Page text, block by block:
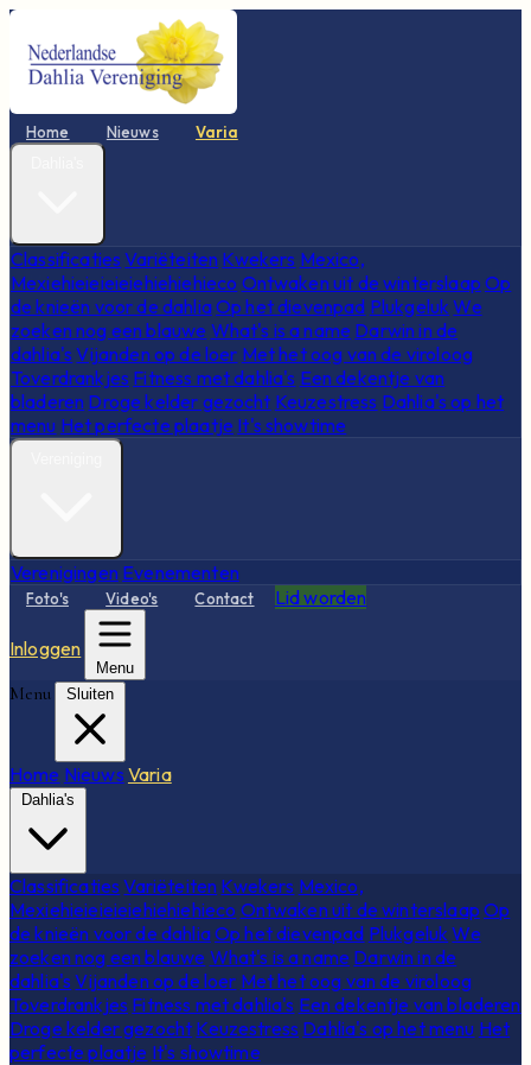
Home Nieuws Varia
Classificaties Variëteiten Kwekers Mexico,
Mexiehieieieieiehiehiehieco Ontwaken uit de winterslaap Op
de knieën voor de dahliaOp het dievenpad Plukgeluk We
zoeken nog een blauwe What's is a name Darwin in de
dahlia's Vijanden op de loer Met het oog van de viroloog
Toverdrankjes Fitness met dahlia's Een dekentje van
bladeren Droge kelder gezocht Keuzestress Dahlia's op het
menu Het perfecte plaatje It's showtime
Verenigingen Evenementen
Foto's Video's Contact Lid worden
Inloggen
Menu
Menu Sluiten
Home Nieuws Varia
Dahlia's
Classificaties Variëteiten Kwekers Mexico,
Mexiehieieieieiehiehiehieco Ontwaken uit de winterslaap Op
de knieën voor de dahliaOp het dievenpad Plukgeluk We
zoeken nog een blauwe What's is a name Darwin in de
dahlia's Vijanden op de loer Met het oog van de viroloog
Toverdrankjes Fitness met dahlia's Een dekentje van bladeren
Droge kelder gezocht Keuzestress Dahlia's op het menu Het
perfecte plaatje It's showtime